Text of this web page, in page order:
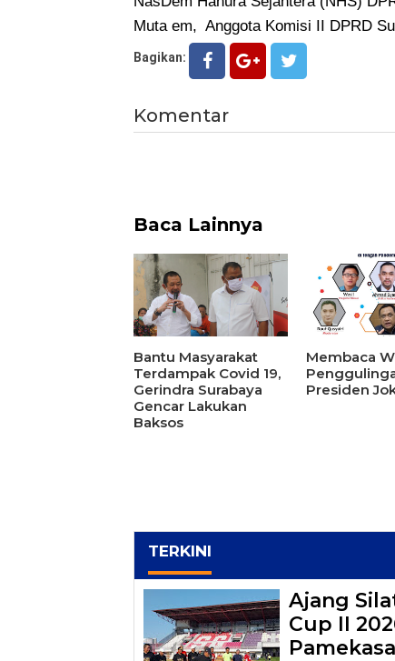
Muta em, Anggota Komisi II DPRD
Bagikan:
Komentar
Baca Lainnya
Bantu Masyarakat
Terdampak Covid 19,
Gerindra Surabaya
Gencar Lakukan
Baksos
Membaca
Presiden
TERKINI
Ajang
Cup II